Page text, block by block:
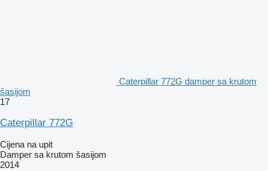
Caterpillar 772G damper sa krutom
šasijom
17
Caterpillar 772G
Cijena na upit
Damper sa krutom šasijom
2014